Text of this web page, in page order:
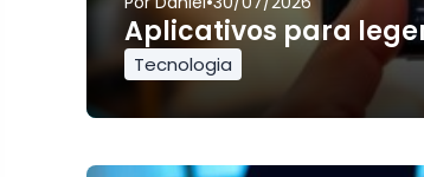
Aplicativos para
Tecnologia